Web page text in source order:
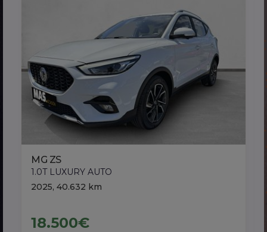
MG ZS
1.0T LUXURY AUTO
2025, 40.632 km
18.500€